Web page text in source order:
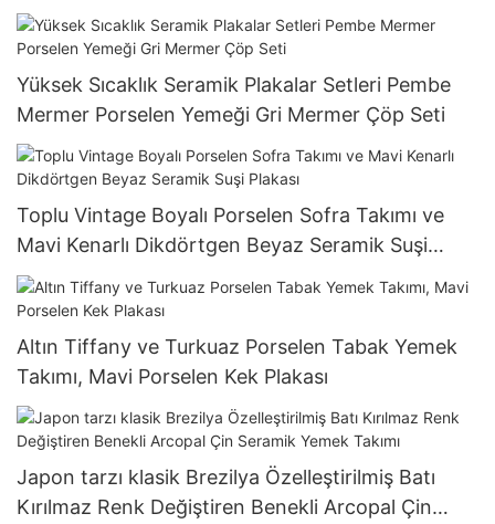
Takımı
Yüksek Sıcaklık Seramik Plakalar Setleri Pembe
Mermer Porselen Yemeği Gri Mermer Çöp Seti
Toplu Vintage Boyalı Porselen Sofra Takımı ve
Mavi Kenarlı Dikdörtgen Beyaz Seramik Suşi
Plakası
Altın Tiffany ve Turkuaz Porselen Tabak Yemek
Takımı, Mavi Porselen Kek Plakası
Japon tarzı klasik Brezilya Özelleştirilmiş Batı
Kırılmaz Renk Değiştiren Benekli Arcopal Çin